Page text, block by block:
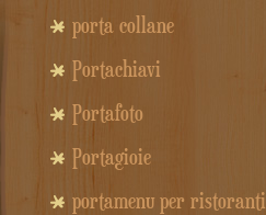
porta collane
Portachiavi
Portafoto
Portagioie
portamenu per ristoranti